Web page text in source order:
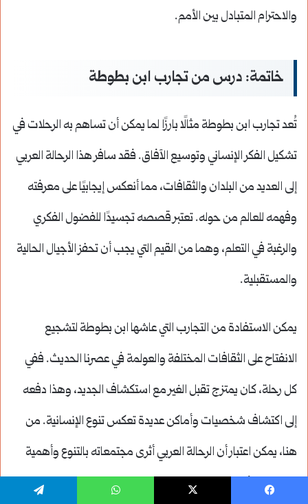
والاحترام المتبادل بين الأمم.
خاتمة: درس من تجارب ابن بطوطة
تُعد تجارب ابن بطوطة مثالًا بارزًا لما يمكن أن تساهم به الرحلات في
تشكيل الفكر الإنساني وتوسيع الآفاق. فقد سافر هذا الرحالة العربي
إلى العديد من البلدان والثقافات، مما أنعكس إيجابيًا على معرفته
وفهمه للعالم من حوله. تعتبر قصصه تجسيدًا للفضول الفكري
والرغبة في التعلم، وهما من القيم التي يجب أن تحفز الأجيال الحالية
والمستقبلية.
يمكن الاستفادة من التجارب التي عاشها ابن بطوطة لتشجيع
الانفتاح على الثقافات المختلفة والعولمة في عصرنا الحديث. ففي
كل رحلة، كان يمتزج تقبل الغير مع استكشاف الجديد، وهذا دفعه
إلى اكتشاف شخصيات وأماكن عديدة تعكس تنوع الإنسانية. من
هنا، يمكن اعتبار أن الرحالة العربي أثرى مجتمعاته بالتنوع وأهمية
التسامح وفهم الآخر.